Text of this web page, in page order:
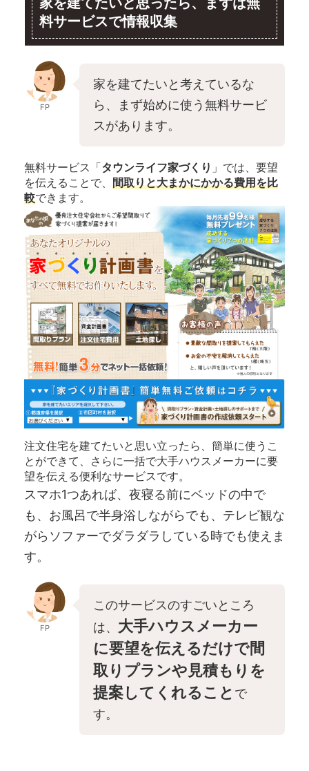
料サービスで情報収集
FP
家を建てたいと考えているな
ら、まず始めに使う無料サービ
スがあります。
無料サービス「タウンライフ家づくり 」では、要望
を伝えることで、 間取りと大まかにかかる費用を比
較できます。
注文住宅を建てたいと思い立ったら、簡単に使うこ
とができて、さらに一括で大手ハウスメーカーに要
望を伝える便利なサービスです。
スマホ1つあれば、夜寝る前にベッドの中で
も、お風呂で半身浴しながらでも、テレビ観な
がらソファーでダラダラしている時でも使えま
す。
FP
このサービスのすごいところ
は、 大手ハウスメーカー
に要望を伝えるだけで間
取りプランや見積もりを
提案してくれること で
す。